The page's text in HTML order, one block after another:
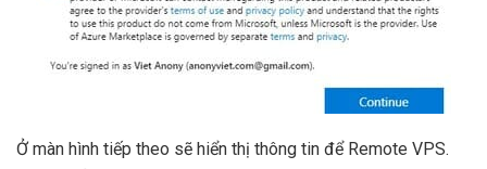
Ở màn hình tiếp theo sẽ hiển thị thông tin để Remote VPS.